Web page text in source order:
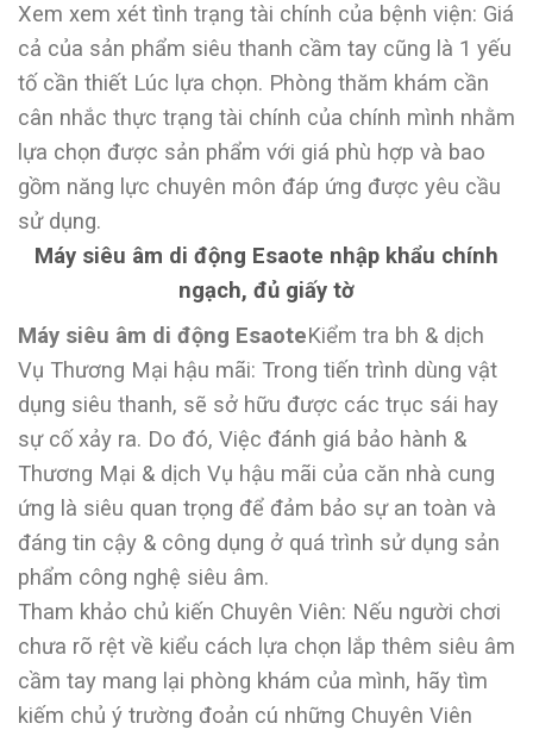
Xem xem xét tình trạng tài chính của bệnh viện: Giá
cả của sản phẩm siêu thanh cầm tay cũng là 1 yếu
tố cần thiết Lúc lựa chọn. Phòng thăm khám cần
cân nhắc thực trạng tài chính của chính mình nhằm
lựa chọn được sản phẩm với giá phù hợp và bao
gồm năng lực chuyên môn đáp ứng được yêu cầu
sử dụng.
Máy siêu âm di động Esaote nhập khẩu chính
ngạch, đủ giấy tờ
Máy siêu âm di động EsaoteKiểm tra bh & dịch
Vụ Thương Mại hậu mãi: Trong tiến trình dùng vật
dụng siêu thanh, sẽ sở hữu được các trục sái hay
sự cố xảy ra. Do đó, Việc đánh giá bảo hành &
Thương Mại & dịch Vụ hậu mãi của căn nhà cung
ứng là siêu quan trọng để đảm bảo sự an toàn và
đáng tin cậy & công dụng ở quá trình sử dụng sản
phẩm công nghệ siêu âm.
Tham khảo chủ kiến Chuyên Viên: Nếu người chơi
chưa rõ rệt về kiểu cách lựa chọn lắp thêm siêu âm
cầm tay mang lại phòng khám của mình, hãy tìm
kiếm chủ ý trường đoản cú những Chuyên Viên